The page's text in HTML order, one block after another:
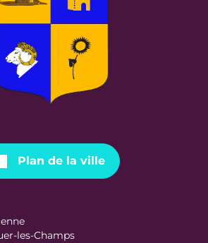
Plan de la ville
les-Champs